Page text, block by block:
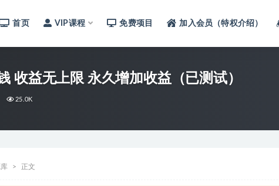
首页 VIP课程 免费项目 加入会员（特权介绍）
收益无上限 永久增加收益（已测试）
25.0K
正文